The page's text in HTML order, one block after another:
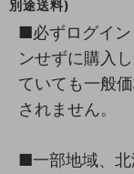
別途送料)
■必ずログイン
ンせずに購入
ていても一般
されません。
■一部地域、